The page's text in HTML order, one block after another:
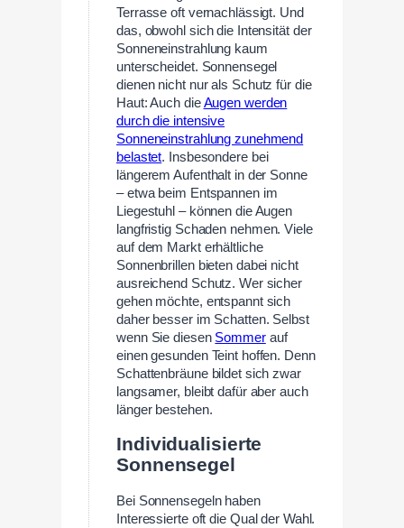
Terrasse oft vernachlässigt. Und
das, obwohl sich die Intensität der
Sonneneinstrahlung kaum
unterscheidet. Sonnensegel
dienen nicht nur als Schutz für die
Haut: Auch dieAugen werden
durch die intensive
Sonneneinstrahlung zunehmend
belastet. Insbesondere bei
längerem Aufenthalt in der Sonne
– etwa beim Entspannen im
Liegestuhl – können die Augen
langfristig Schaden nehmen. Viele
auf dem Markt erhältliche
Sonnenbrillen bieten dabei nicht
ausreichend Schutz. Wer sicher
gehen möchte, entspannt sich
daher besser im Schatten. Selbst
wenn Sie diesen Sommerauf
einen gesunden Teint hoffen. Denn
Schattenbräune bildet sich zwar
langsamer, bleibt dafür aber auch
länger bestehen.
Individualisierte
Sonnensegel
Bei Sonnensegeln haben
Interessierte oft die Qual der Wahl.